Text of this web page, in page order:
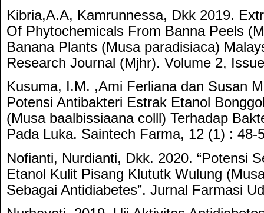
Kibria,A.A, Kamrunnessa, Dkk 2019.
Of Phytochemicals From Banna Peels
Banana Plants (Musa paradisiaca)
Research Journal (Mjhr). Volume 2,
Kusuma, I.M. ,Ami Ferliana dan Susan
Potensi Antibakteri Estrak Etanol
(Musa baalbissiaana colll) Terhadap
Pada Luka. Saintech Farma, 12 (1) : 48-
Nofianti, Nurdianti, Dkk. 2020. “Potensi
Etanol Kulit Pisang Klututk Wulung
Sebagai Antidiabetes”. Jurnal Farmasi